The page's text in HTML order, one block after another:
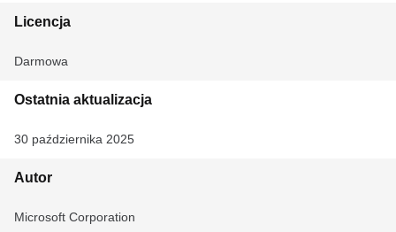
Licencja
Darmowa
Ostatnia aktualizacja
30 października 2025
Autor
Microsoft Corporation